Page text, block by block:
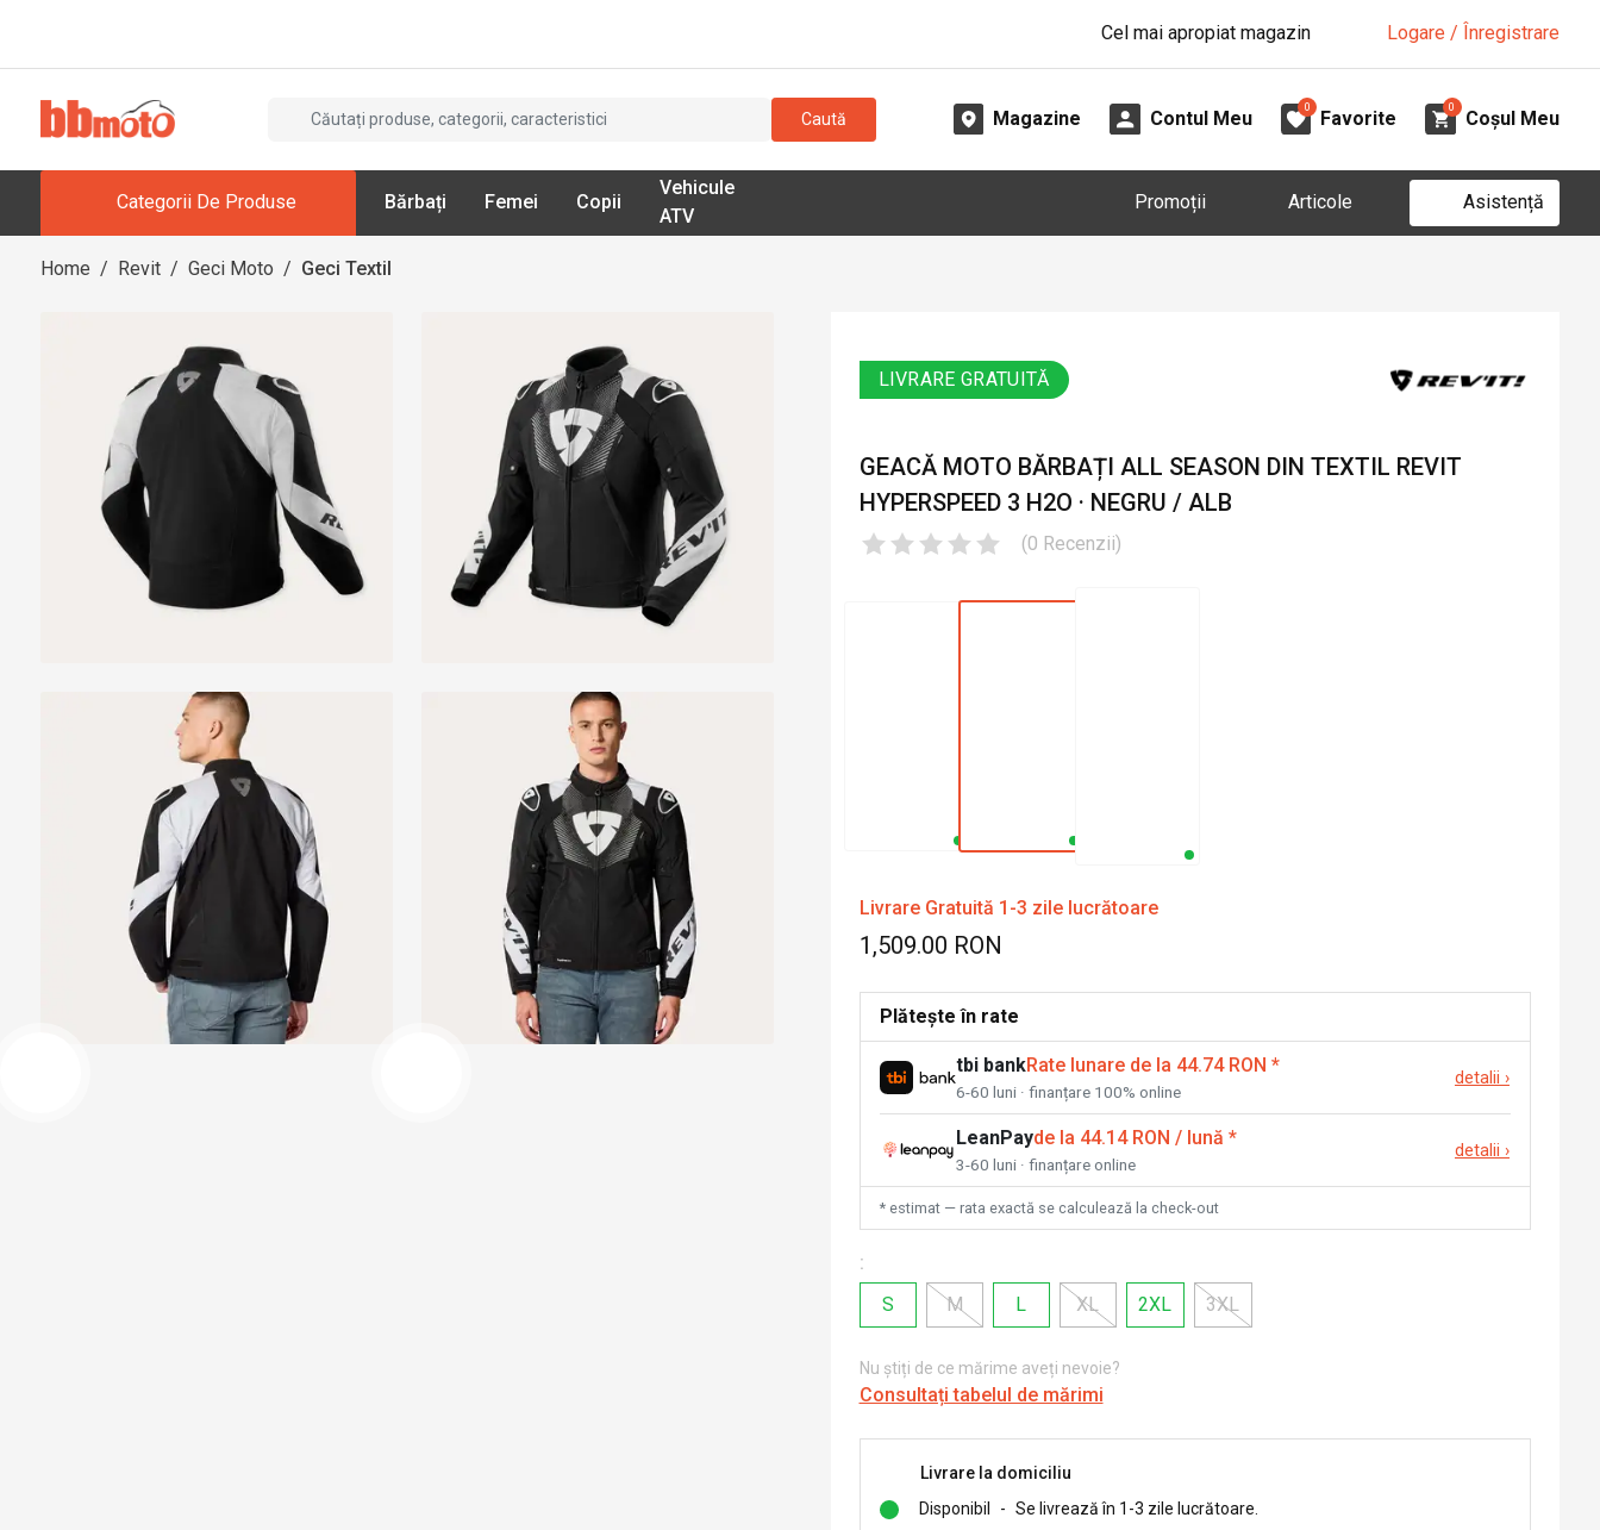
Cel mai apropiat magazin Logare / Înregistrare
Caută Magazine Contul Meu
0
Favorite
0
Coșul Meu
Categorii De Produse Bărbați Femei Copii
Vehicule
ATV
Promoții Articole Asistență
Home / Revit / Geci Moto / Geci Textil
LIVRARE GRATUITĂ
GEACĂ MOTO BĂRBAȚI ALL SEASON DIN TEXTIL REVIT
HYPERSPEED 3 H2O · NEGRU / ALB
(0 Recenzii)
Livrare Gratuită 1-3 zile lucrătoare
1,509.00 RON
Plătește în rate
tbi bankRate lunare de la 44.74 RON *
6-60 luni · finanțare 100% online
detalii ›
LeanPayde la 44.14 RON / lună *
3-60 luni · finanțare online
detalii ›
* estimat — rata exactă se calculează la check-out
:
S
M L XL 2XL 3XL
Nu știți de ce mărime aveți nevoie?
Consultați tabelul de mărimi
Livrare la domiciliu
Disponibil
- Se livrează în 1-3 zile lucrătoare.